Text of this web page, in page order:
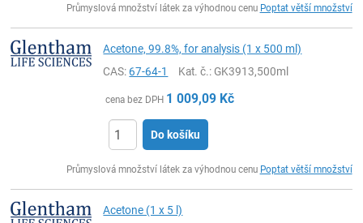
Průmyslová množství látek za výhodnou cenu Poptat větší množství
Acetone, 99.8%, for analysis (1 x 500 ml)
CAS:67-64-1 Kat. č.: GK3913,500ml
cena bez DPH 1 009,09 Kč
Do košíku
Průmyslová množství látek za výhodnou cenu Poptat větší množství
Acetone (1 x 5 l)